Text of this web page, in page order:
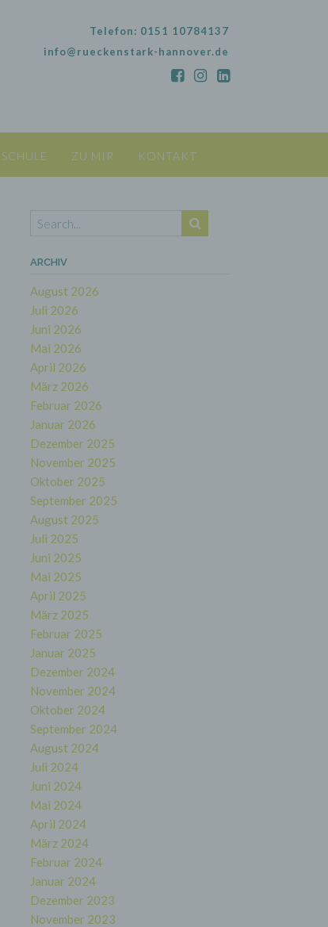
Telefon: 0151 10784137
info@rueckenstark-hannover.de
ZU MIR KONTAKT
ARCHIV
August 2026
Juli 2026
Juni 2026
Mai 2026
April 2026
März 2026
Februar 2026
Januar 2026
Dezember 2025
November 2025
Oktober 2025
September 2025
August 2025
Juli 2025
Juni 2025
Mai 2025
April 2025
März 2025
Februar 2025
Januar 2025
Dezember 2024
November 2024
Oktober 2024
September 2024
August 2024
Juli 2024
Juni 2024
Mai 2024
April 2024
März 2024
Februar 2024
Januar 2024
Dezember 2023
November 2023